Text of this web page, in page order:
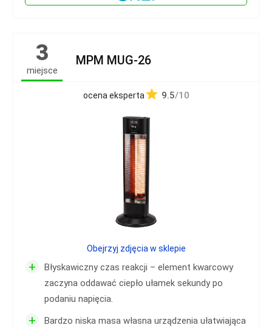
3
miejsce
MPM MUG-26
ocena eksperta 9.5/10
+
Błyskawiczny czas reakcji – element kwarcowy
zaczyna oddawać ciepło ułamek sekundy po
podaniu napięcia.
+
Bardzo niska masa własna urządzenia ułatwiająca
Obejrzyj zdjęcia w sklepie